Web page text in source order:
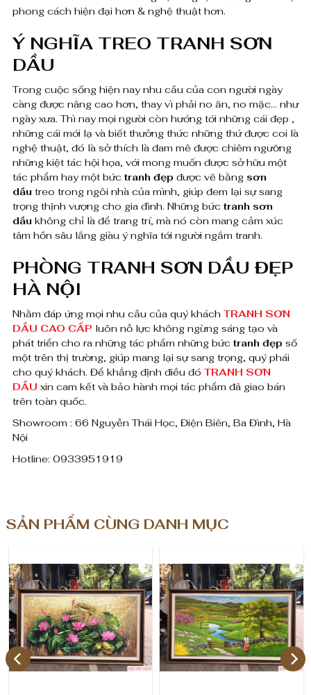
n
g
phong cách hiện đại hơn & nghệ thuật hơn.
Ý NGHĨA TREO TRANH SƠN
DẦU
Trong cuộc sống hiện nay nhu cầu của con người ngày
càng được nâng cao hơn, thay vì phải no ăn, no mặc… như
ngày xưa. Thì nay mọi người còn hướng tới những cái đẹp ,
những cái mới lạ và biết thưởng thức những thứ được coi là
nghệ thuật, đó là sở thích là đam mê được chiêm ngưỡng
những kiệt tác hội họa, với mong muốn được sở hữu một
tác phẩm hay một bức tranh đẹp được vẽ bằng sơn
dầu treo trong ngôi nhà của mình, giúp đem lại sự sang
trọng thịnh vượng cho gia đình. Những bức tranh sơn
dầu không chỉ là để trang trí, mà nó còn mang cảm xúc
tâm hồn sâu lắng giàu ý nghĩa tới người ngắm tranh.
PHÒNG TRANH SƠN DẦU ĐẸP
HÀ NỘI
Nhằm đáp ứng mọi nhu cầu của quý khách TRANH SƠN
DẦU CAO CẤP luôn nỗ lực không ngừng sáng tạo và
phát triển cho ra những tác phẩm những bức tranh đẹp số
một trên thị trường, giúp mang lại sự sang trọng, quý phái
cho quý khách. Để khẳng định điều đó TRANH SƠN
DẦU xin cam kết và bảo hành mọi tác phẩm đã giao bán
trên toàn quốc.
Showroom : 66 Nguyễn Thái Học, Điện Biên, Ba Đình, Hà
Nội
Hotline: 0933951919
SẢN PHẨM CÙNG DANH MỤC